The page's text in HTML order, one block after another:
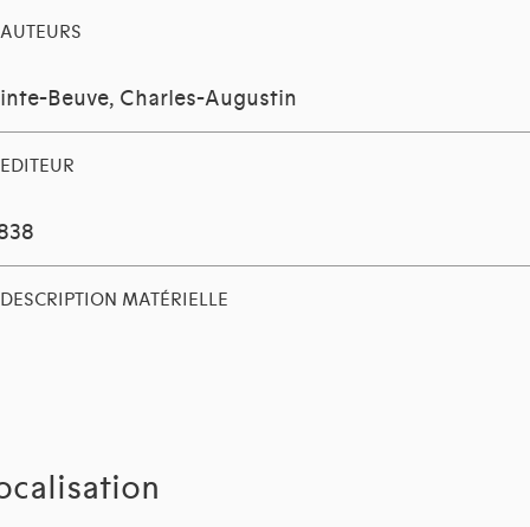
AUTEURS
Beuve, Charles-Augustin
EDITEUR
DESCRIPTION MATÉRIELLE